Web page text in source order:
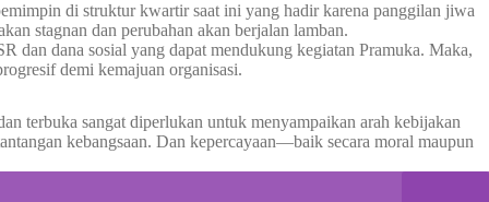
di struktur kwartir saat ini yang hadir karena panggilan jiwa
stagnan dan perubahan akan berjalan lamban.
dan dana sosial yang dapat mendukung kegiatan Pramuka. Maka,
demi kemajuan organisasi.
terbuka sangat diperlukan untuk menyampaikan arah kebijakan
kebangsaan. Dan kepercayaan—baik secara moral maupun